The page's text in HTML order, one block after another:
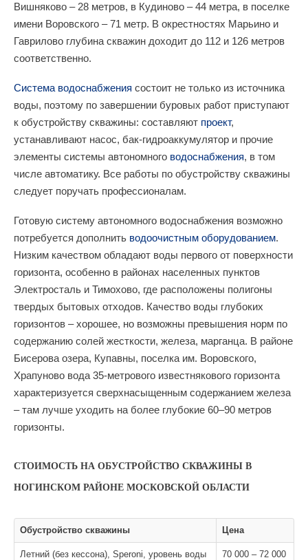
Вишняково – 28 метров, в Кудиново – 44 метра, в поселке
имени Воровского – 71 метр. В окрестностях Марьино и
Гаврилово глубина скважин доходит до 112 и 126 метров
соответственно.
Система водоснабжения состоит не только из источника
воды, поэтому по завершении буровых работ приступают
к обустройству скважины: составляют проект,
устанавливают насос, бак-гидроаккумулятор и прочие
элементы системы автономного водоснабжения, в том
числе автоматику. Все работы по обустройству скважины
следует поручать профессионалам.
Готовую систему автономного водоснабжения возможно
потребуется дополнить водоочистным оборудованием.
Низким качеством обладают воды первого от поверхности
горизонта, особенно в районах населенных пунктов
Электросталь и Тимохово, где расположены полигоны
твердых бытовых отходов. Качество воды глубоких
горизонтов – хорошее, но возможны превышения норм по
содержанию солей жесткости, железа, марганца. В районе
Бисерова озера, Купавны, поселка им. Воровского,
Храпуново вода 35-метрового известнякового горизонта
характеризуется сверхнасыщенным содержанием железа
– там лучше уходить на более глубокие 60–90 метров
горизонты.
СТОИМОСТЬ НА ОБУСТРОЙСТВО СКВАЖИНЫ В
НОГИНСКОМ РАЙОНЕ МОСКОВСКОЙ ОБЛАСТИ
Обустройство скважины Цена
Летний (без кессона), Speroni, уровень воды 70 000 – 72 000